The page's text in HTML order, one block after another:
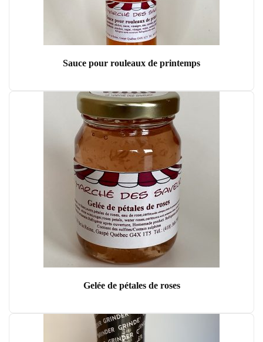
Sauce pour rouleaux de printemps
Gelée de pétales de roses